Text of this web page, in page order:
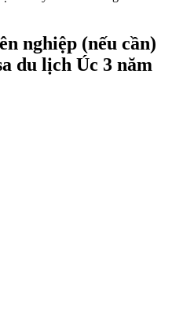
nghiệp (nếu cần)
du lịch Úc 3 năm